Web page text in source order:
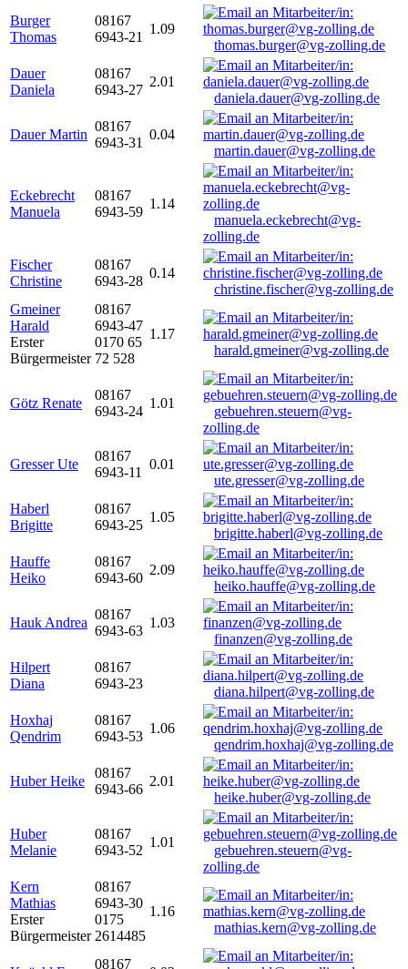
Burger
Thomas
08167
6943-21
1.09
thomas.burger@vg-zolling.de
Dauer
Daniela
08167
6943-27
2.01
daniela.dauer@vg-zolling.de
Dauer Martin
08167
6943-31
0.04
martin.dauer@vg-zolling.de
Eckebrecht
Manuela
08167
6943-59
1.14
manuela.eckebrecht@vg-
zolling.de
Fischer
Christine
08167
6943-28
0.14
christine.fischer@vg-zolling.de
Gmeiner
Harald
Erster
Bürgermeister
08167
6943-47
0170 65
72 528
1.17
harald.gmeiner@vg-zolling.de
Götz Renate
08167
6943-24
1.01
gebuehren.steuern@vg-
zolling.de
Gresser Ute
08167
6943-11
0.01
ute.gresser@vg-zolling.de
Haberl
Brigitte
08167
6943-25
1.05
brigitte.haberl@vg-zolling.de
Hauffe
Heiko
08167
6943-60
2.09
heiko.hauffe@vg-zolling.de
Hauk Andrea
08167
6943-63
1.03
finanzen@vg-zolling.de
Hilpert
Diana
08167
6943-23
diana.hilpert@vg-zolling.de
Hoxhaj
Qendrim
08167
6943-53
1.06
qendrim.hoxhaj@vg-zolling.de
Huber Heike
08167
6943-66
2.01
heike.huber@vg-zolling.de
Huber
Melanie
08167
6943-52
1.01
gebuehren.steuern@vg-
zolling.de
Kern
Mathias
Erster
Bürgermeister
08167
6943-30
0175
2614485
1.16
mathias.kern@vg-zolling.de
08167